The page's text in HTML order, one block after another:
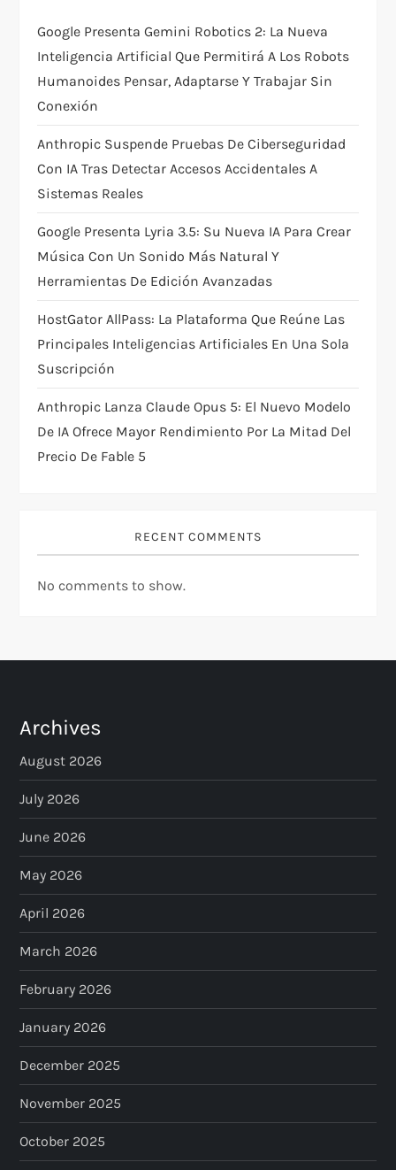
a
t
i
o
n
Google Presenta Gemini Robotics 2: La Nueva
Inteligencia Artificial Que Permitirá A Los Robots
Humanoides Pensar, Adaptarse Y Trabajar Sin
Conexión
Anthropic Suspende Pruebas De Ciberseguridad
Con IA Tras Detectar Accesos Accidentales A
Sistemas Reales
Google Presenta Lyria 3.5: Su Nueva IA Para Crear
Música Con Un Sonido Más Natural Y
Herramientas De Edición Avanzadas
HostGator AllPass: La Plataforma Que Reúne Las
Principales Inteligencias Artificiales En Una Sola
Suscripción
Anthropic Lanza Claude Opus 5: El Nuevo Modelo
De IA Ofrece Mayor Rendimiento Por La Mitad Del
Precio De Fable 5
RECENT COMMENTS
No comments to show.
Archives
August 2026
July 2026
June 2026
May 2026
April 2026
March 2026
February 2026
January 2026
December 2025
November 2025
October 2025